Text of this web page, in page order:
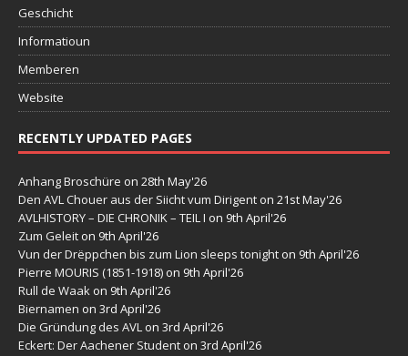
Geschicht
Informatioun
Memberen
Website
RECENTLY UPDATED PAGES
Anhang Broschüre on 28th May'26
Den AVL Chouer aus der Siicht vum Dirigent on 21st May'26
AVLHISTORY – DIE CHRONIK – TEIL I on 9th April'26
Zum Geleit on 9th April'26
Vun der Drëppchen bis zum Lion sleeps tonight on 9th April'26
Pierre MOURIS (1851-1918) on 9th April'26
Rull de Waak on 9th April'26
Biernamen on 3rd April'26
Die Gründung des AVL on 3rd April'26
Eckert: Der Aachener Student on 3rd April'26